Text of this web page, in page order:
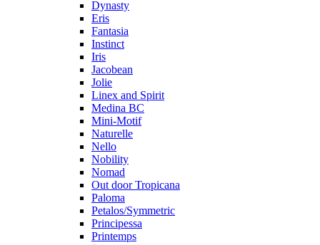
Dynasty
Eris
Fantasia
Instinct
Iris
Jacobean
Jolie
Linex and Spirit
Medina BC
Mini-Motif
Naturelle
Nello
Nobility
Nomad
Out door Tropicana
Paloma
Petalos/Symmetric
Principessa
Printemps